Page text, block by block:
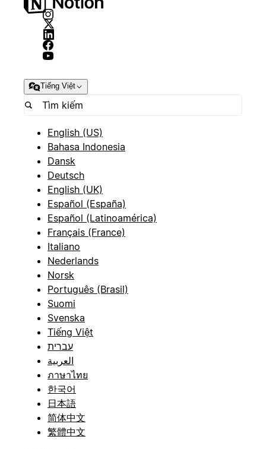
Tiếng Việt
English (US)
Bahasa Indonesia
Dansk
Deutsch
English (UK)
Español (España)
Español (Latinoamérica)
Français (France)
Italiano
Nederlands
Norsk
Português (Brasil)
Suomi
Svenska
Tiếng Việt
עברית
العربية
ภาษาไทย
한국어
日本語
简体中文
繁體中文